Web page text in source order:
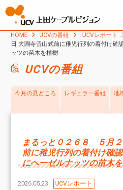
HOME UCVの番組 UCVレポート
日 大圓寺晋山式前に稚児行列の着付け確
ッツの苗木を植樹
UCVの番組
今月の見どころ レギュラー番組
地
まるっと０２６８ ５月
前に稚児行列の着付け確
にヘーゼルナッツの苗木
2026.05.23 UCVレポート